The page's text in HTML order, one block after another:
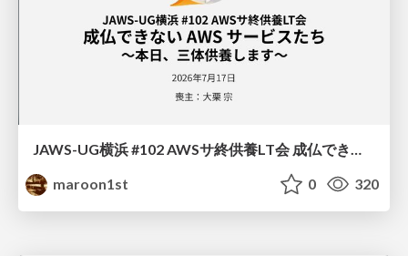
JAWS-UG横浜 #102 AWSサ終供養LT会 成仏できない AWS サービスたち 〜本日、三体供養します〜
maroon1st
0 320